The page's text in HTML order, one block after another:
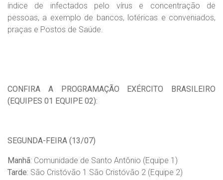
índice de infectados pelo vírus e concentração de
pessoas, a exemplo de bancos, lotéricas e conveniados,
praças e Postos de Saúde.
CONFIRA A PROGRAMAÇÃO EXÉRCITO BRASILEIRO
(EQUIPES 01 EQUIPE 02):
SEGUNDA-FEIRA (13/07)
Manhã: Comunidade de Santo Antônio (Equipe 1)
Tarde: São Cristóvão 1 São Cristóvão 2 (Equipe 2)